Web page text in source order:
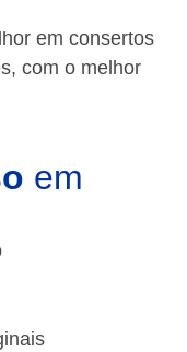
em consertos
com o melhor
em